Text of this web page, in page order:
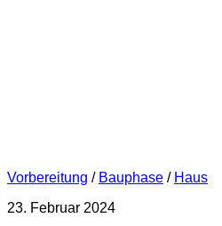
Vorbereitung / Bauphase / Haus
23. Februar 2024